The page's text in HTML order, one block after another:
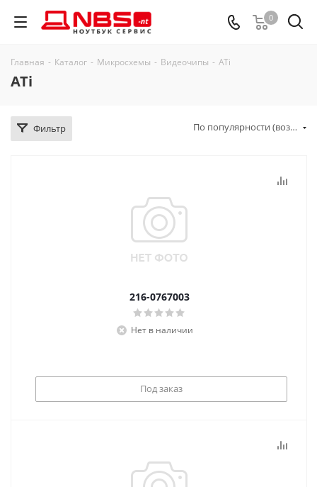
0
Главная - Каталог - Микросхемы - Видеочипы - ATi
ATi
Фильтр По популярности (возрастание)
216-0767003
Нет в наличии
Под заказ